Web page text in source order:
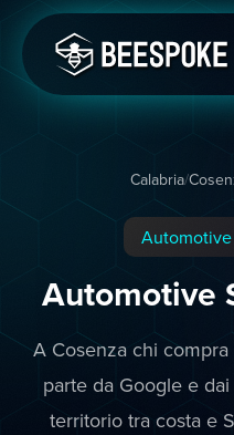
Calabria/
Automotive
Automotive
A Cosenza chi
parte da Google e
territorio tra costa e